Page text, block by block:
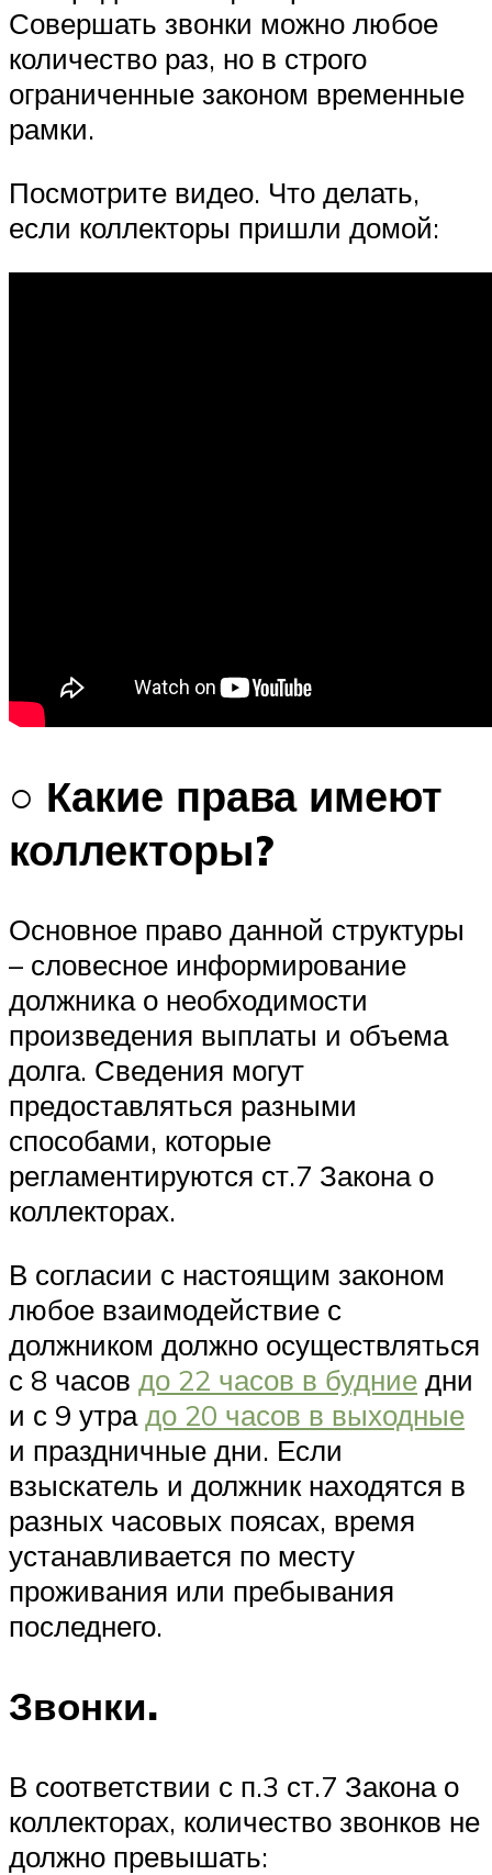
Совершать звонки можно любое
количество раз, но в строго
ограниченные законом временные
рамки.
Посмотрите видео. Что делать,
если коллекторы пришли домой:
○ Какие права имеют
коллекторы?
Основное право данной структуры
– словесное информирование
должника о необходимости
произведения выплаты и объема
долга. Сведения могут
предоставляться разными
способами, которые
регламентируются ст.7 Закона о
коллекторах.
В согласии с настоящим законом
любое взаимодействие с
должником должно осуществляться
с 8 часов до 22 часов в будние дни
и с 9 утрадо 20 часов в выходные
и праздничные дни. Если
взыскатель и должник находятся в
разных часовых поясах, время
устанавливается по месту
проживания или пребывания
последнего.
Звонки.
В соответствии с п.3 ст.7 Закона о
коллекторах, количество звонков не
должно превышать: